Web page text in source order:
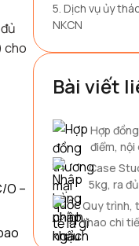
cho
O –
5. Dịch vụ ủy
NKCN
Bài viết
Hợp
điểm,
Case
5kg, ra
Quy trình,
thao chi